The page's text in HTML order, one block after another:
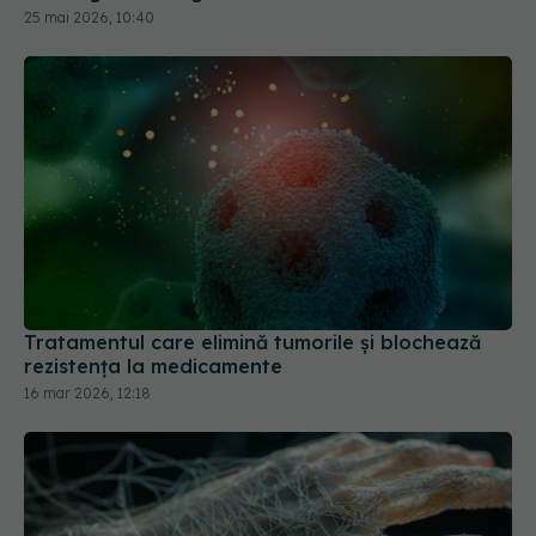
Tratamentul care elimină tumorile și blochează
rezistența la medicamente
16 mar 2026, 12:18